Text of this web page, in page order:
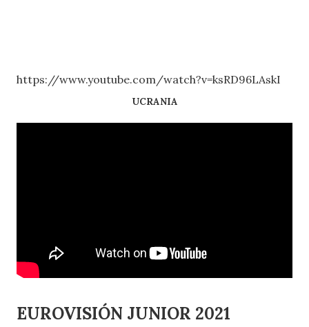
https://www.youtube.com/watch?v=ksRD96LAskI
UCRANIA
EUROVISIÓN JUNIOR 2021